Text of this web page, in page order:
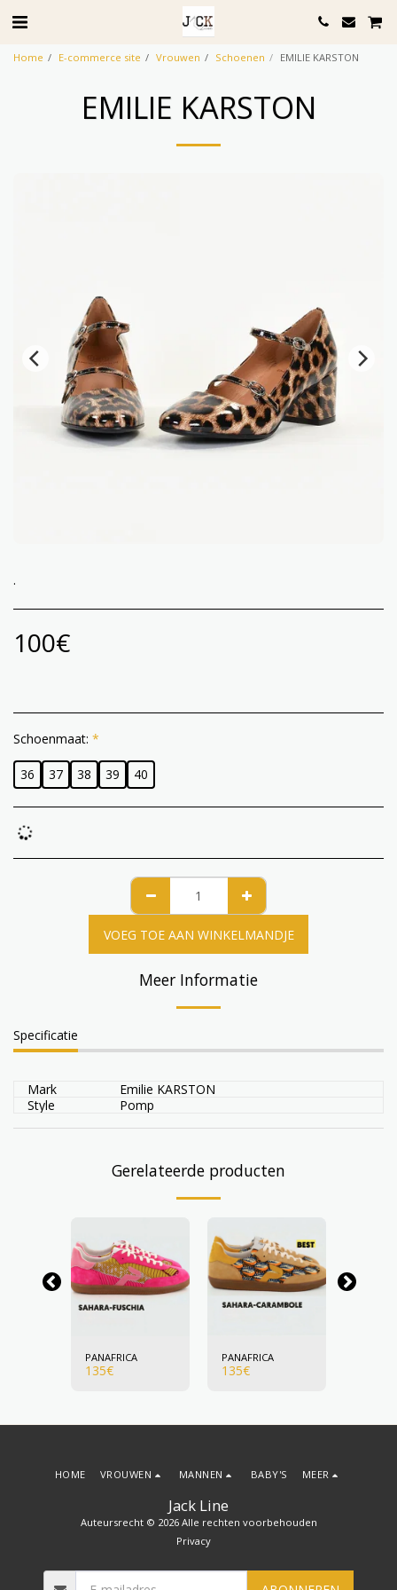
Home E-commerce site Vrouwen Schoenen EMILIE KARSTON
EMILIE KARSTON
.
100€
Schoenmaat: *
36 37 38 39 40
VOEG TOE AAN WINKELMANDJE
Meer Informatie
Specificatie
Mark
Emilie KARSTON
Style
Pomp
Gerelateerde producten
PANAFRICA
135€
PANAFRICA
135€
Jack Line
Auteursrecht © 2026 Alle rechten voorbehouden
Privacy
HOME VROUWEN MANNEN BABY'S MEER